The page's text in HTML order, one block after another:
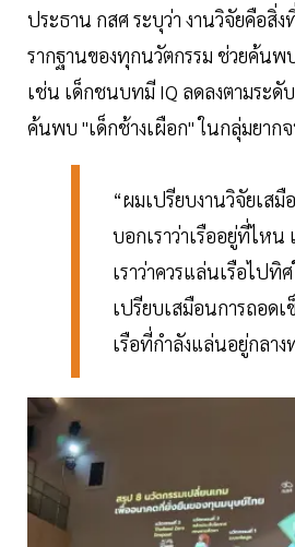
ประธาน กสศ ระบุว่า งานวิจัยคือสิ่
รากฐานของทุกนวัตกรรม ช่วยค้นพ
เช่น เด็กชนบทมี IQ ลดลงตามระดั
ค้นพบ "เด็กช้างเผือก" ในกลุ่มยาก
“ผมเปรียบงานวิจัยเส
บอกเราว่าเรืออยู่ที่ไหน
เราว่าควรแล่นเรือไปทิ
เปรียบเสมือนการถอด
เรือที่กำลังแล่นอยู่กลาง